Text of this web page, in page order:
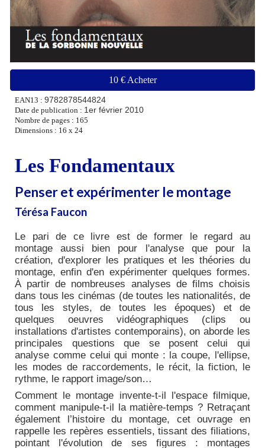
10 € Acheter
EAN13 :9782878544824
Date de publication : 1er février 2010
Nombre de pages : 165
Dimensions : 16 x 24
Les Fondamentaux
Penser et expérimenter le montage
Térésa Faucon
Le pari de ce livre est de former le regard au
montage aussi bien pour l'analyse que pour la
création, d'explorer les pratiques et les théories du
montage, enfin d'en expérimenter quelques formes.
À partir de nombreuses analyses de films choisis
dans tous les cinémas (de toutes les nationalités, de
tous les styles, de toutes les époques) et de
quelques oeuvres vidéographiques (clips ou
installations d'artistes contemporains), on aborde les
principales questions que se posent celui qui
analyse comme celui qui monte : la coupe, l'ellipse,
les modes de raccordements, le récit, la fiction, le
rythme, le rapport image/son…
Comment le montage invente-t-il l'espace filmique,
comment manipule-t-il la matière-temps ? Retraçant
également l’histoire du montage, cet ouvrage en
rappelle les repères essentiels, tissant des filiations,
pointant l'évolution de ses figures : montages